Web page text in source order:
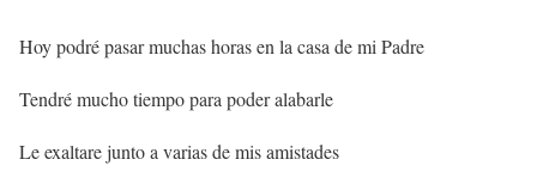
Hoy podré pasar muchas horas en la casa de mi Padre
Tendré mucho tiempo para poder alabarle
Le exaltare junto a varias de mis amistades